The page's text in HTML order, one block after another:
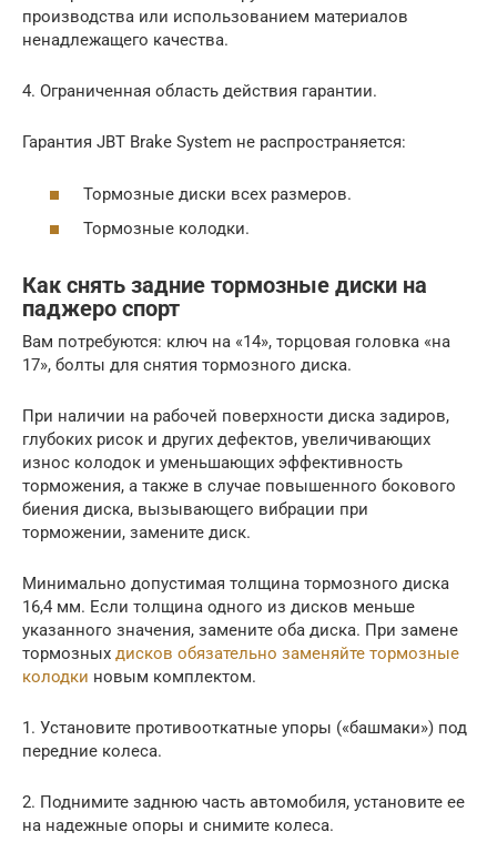
производства или использованием материалов
ненадлежащего качества.
4. Ограниченная область действия гарантии.
Гарантия JBT Brake System не распространяется:
Тормозные диски всех размеров.
Тормозные колодки.
Как снять задние тормозные диски на
паджеро спорт
Вам потребуются: ключ на «14», торцовая головка «на
17», болты для снятия тормозного диска.
При наличии на рабочей поверхности диска задиров,
глубоких рисок и других дефектов, увеличивающих
износ колодок и уменьшающих эффективность
торможения, а также в случае повышенного бокового
биения диска, вызывающего вибрации при
торможении, замените диск.
Минимально допустимая толщина тормозного диска
16,4 мм. Если толщина одного из дисков меньше
указанного значения, замените оба диска. При замене
тормозных дисков обязательно заменяйте тормозные
колодки новым комплектом.
1. Установите противооткатные упоры («башмаки») под
передние колеса.
2. Поднимите заднюю часть автомобиля, установите ее
на надежные опоры и снимите колеса.